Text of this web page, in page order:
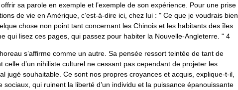
sa parole en exemple et l’exemple de son expérience. Pour une prise
de vie en Amérique, c’est-à-dire ici, chez lui : " Ce que je voudrais bien
chose non point tant concernant les Chinois et les habitants des îles
qui lisez ces pages, qui passez pour habiter la Nouvelle-Angleterre. " 4
s’affirme comme un autre. Sa pensée ressort teintée de tant de
celle d’un nihiliste culturel ne cessant pas cependant de projeter les
jugé souhaitable. Ce sont nos propres croyances et acquis, explique-t-il,
sociaux, qui ruinent la liberté d’un individu et la puissance épanouissante